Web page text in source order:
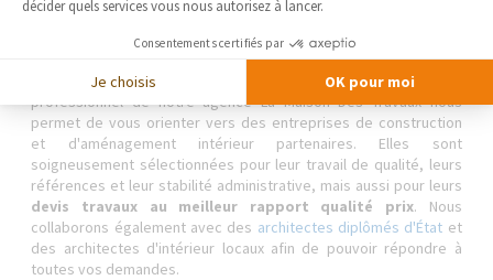
travauxaura un œil avisé sur les possibilités et contraintes
techniques du projet d'agrandissement de maison
donc vous conseiller et être force de propositions pratiques
optimiser le budget des travaux
. En outre, le réseau
professionnel de notre agence La Maison Des Travaux nous
permet de vous orienter vers des entreprises de construction
et d'aménagement intérieur partenaires. Elles sont
soigneusement sélectionnées pour leur travail de qualité, leurs
références et leur stabilité administrative, mais aussi pour leurs
devis travaux au meilleur rapport qualité prix. Nous
collaborons également avec des architectes diplômés d'État et
des architectes d'intérieur locaux afin de pouvoir répondre à
toutes vos demandes.
décider quels services vous nous autorisez à lancer.
Consentements certifiés par
Je choisis OK pour moi